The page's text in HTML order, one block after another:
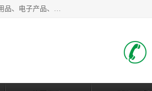
上海青禾贸易有限公司成立于2020年，注册地位于上海市宝山区。经营范围包括：机械设备、五金制品、劳防用品、电子产品、塑胶制品、家具、模具、纺织品、仪器仪表、建筑材料、装饰材料、化工产品、金属制品、机车配件等货物进出口报关、清关服务。